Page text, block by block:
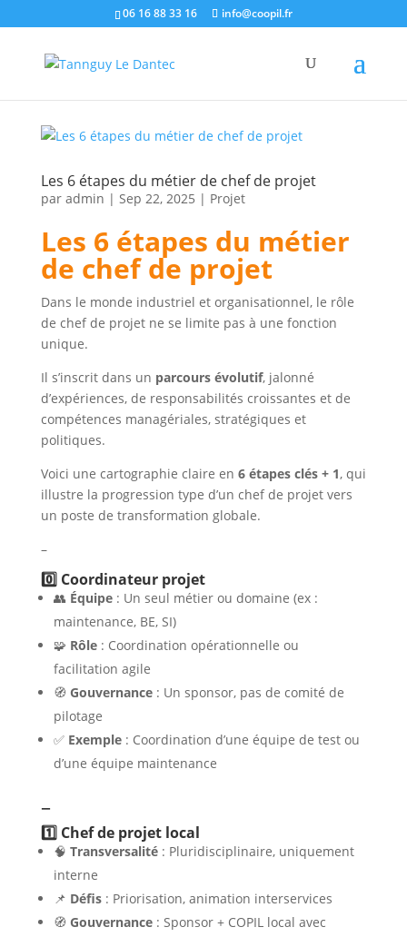
06 16 88 33 16 info@coopil.fr
Les 6 étapes du métier de chef de projet
par admin | Sep 22, 2025 | Projet
Les 6 étapes du métier
de chef de projet
Dans le monde industriel et organisationnel, le rôle
de chef de projet ne se limite pas à une fonction
unique.
Il s’inscrit dans un parcours évolutif, jalonné
d’expériences, de responsabilités croissantes et de
compétences managériales, stratégiques et
politiques.
Voici une cartographie claire en 6 étapes clés + 1, qui
illustre la progression type d’un chef de projet vers
un poste de transformation globale.
–
0️⃣ Coordinateur projet
👥 Équipe: Un seul métier ou domaine (ex :
maintenance, BE, SI)
🧩 Rôle: Coordination opérationnelle ou
facilitation agile
🧭 Gouvernance: Un sponsor, pas de comité de
pilotage
✅ Exemple: Coordination d’une équipe de test ou
d’une équipe maintenance
–
1️⃣ Chef de projet local
🧠 Transversalité: Pluridisciplinaire, uniquement
interne
📌 Défis: Priorisation, animation interservices
🧭 Gouvernance: Sponsor + COPIL local avec